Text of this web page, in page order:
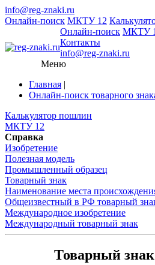
info@reg-znaki.ru
Онлайн-поиск МКТУ 12
Онлайн-поиск МКТУ
Контакты
info@reg-znaki.ru
Меню
Главная |
Онлайн-поиск товарного
Калькулятор пошлин
МКТУ 12
Справка
Изобретение
Полезная модель
Промышленный образец
Товарный знак
Наименование места
Общеизвестный в РФ товарный
Международное изобретение
Международный товарный знак
Товарный